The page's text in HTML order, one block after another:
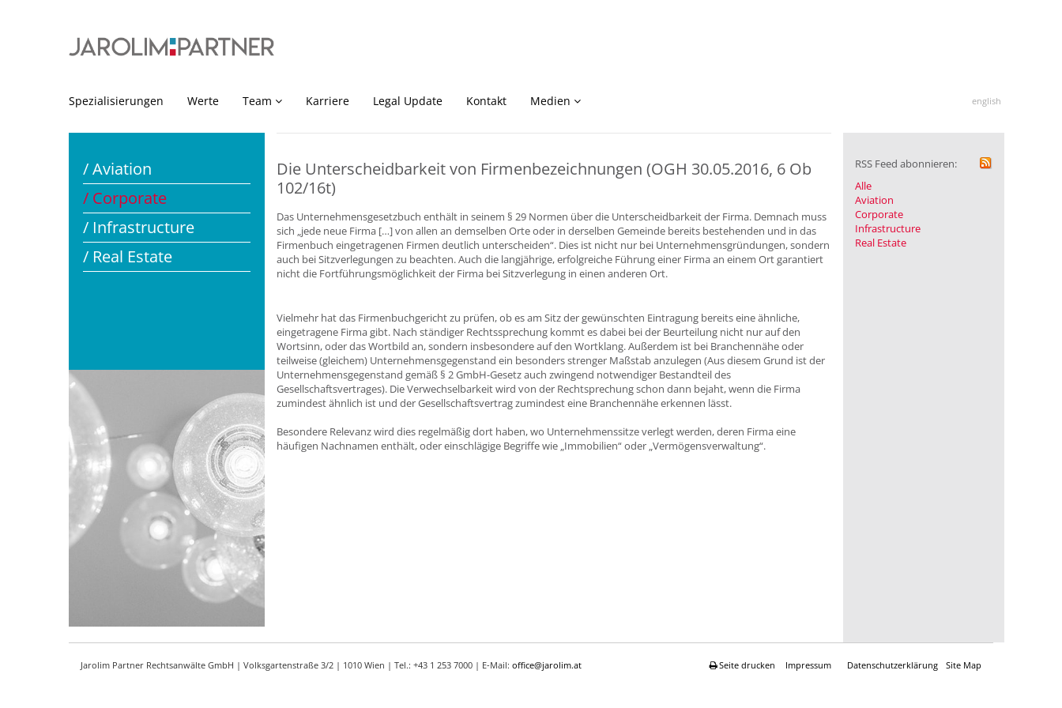
Spezialisierungen Werte Team Karriere Legal Update Kontakt Medien english
/ Aviation
/ Corporate
/ Infrastructure
/ Real Estate
Die Unterscheidbarkeit von Firmenbezeichnungen (OGH 30.05.2016, 6 Ob
102/16t)
Das Unternehmensgesetzbuch enthält in seinem § 29 Normen über die Unterscheidbarkeit der Firma. Demnach muss
sich „jede neue Firma […] von allen an demselben Orte oder in derselben Gemeinde bereits bestehenden und in das
Firmenbuch eingetragenen Firmen deutlich unterscheiden“. Dies ist nicht nur bei Unternehmensgründungen, sondern
auch bei Sitzverlegungen zu beachten. Auch die langjährige, erfolgreiche Führung einer Firma an einem Ort garantiert
nicht die Fortführungsmöglichkeit der Firma bei Sitzverlegung in einen anderen Ort.
Vielmehr hat das Firmenbuchgericht zu prüfen, ob es am Sitz der gewünschten Eintragung bereits eine ähnliche,
eingetragene Firma gibt. Nach ständiger Rechtssprechung kommt es dabei bei der Beurteilung nicht nur auf den
Wortsinn, oder das Wortbild an, sondern insbesondere auf den Wortklang. Außerdem ist bei Branchennähe oder
teilweise (gleichem) Unternehmensgegenstand ein besonders strenger Maßstab anzulegen (Aus diesem Grund ist der
Unternehmensgegenstand gemäß § 2 GmbH-Gesetz auch zwingend notwendiger Bestandteil des
Gesellschaftsvertrages). Die Verwechselbarkeit wird von der Rechtsprechung schon dann bejaht, wenn die Firma
zumindest ähnlich ist und der Gesellschaftsvertrag zumindest eine Branchennähe erkennen lässt.
Besondere Relevanz wird dies regelmäßig dort haben, wo Unternehmenssitze verlegt werden, deren Firma eine
häufigen Nachnamen enthält, oder einschlägige Begriffe wie „Immobilien“ oder „Vermögensverwaltung“.
RSS Feed abonnieren:
Alle
Aviation
Corporate
Infrastructure
Real Estate
Jarolim Partner Rechtsanwälte GmbH | Volksgartenstraße 3/2 | 1010 Wien | Tel.: +43 1 253 7000 | E-Mail: office@jarolim.at Site Map
Datenschutzerklärung
Impressum
Seite drucken